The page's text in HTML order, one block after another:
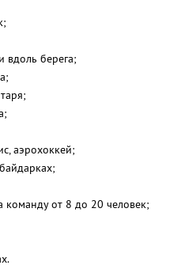
вдоль берега;
аэрохоккей;
команду от 8 до 20 человек;